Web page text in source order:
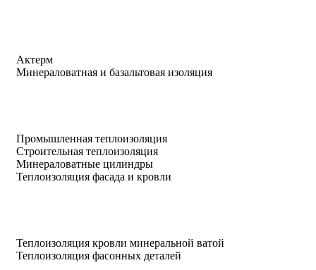
Актерм
Минераловатная и базальтовая изоляция
Промышленная теплоизоляция
Строительная теплоизоляция
Минераловатные цилиндры
Теплоизоляция фасада и кровли
Теплоизоляция кровли минеральной ватой
Теплоизоляция фасонных деталей